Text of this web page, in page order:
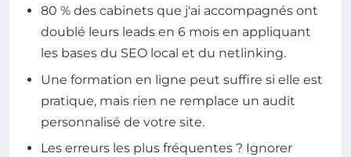
80 % des cabinets que j'ai accompagnés ont
doublé leurs leads en 6 mois en appliquant
les bases du SEO local et du netlinking.
Une formation en ligne peut suffire si elle est
pratique, mais rien ne remplace un audit
personnalisé de votre site.
Les erreurs les plus fréquentes ? Ignorer